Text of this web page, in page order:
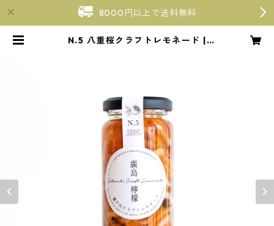
8000円以上で送料無料
N.5 八重桜クラフトレモネード |